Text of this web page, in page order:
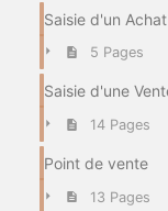
Saisie d'un Achat
5 Pages
Saisie d'une
14 Pages
Point de vente
13 Pages